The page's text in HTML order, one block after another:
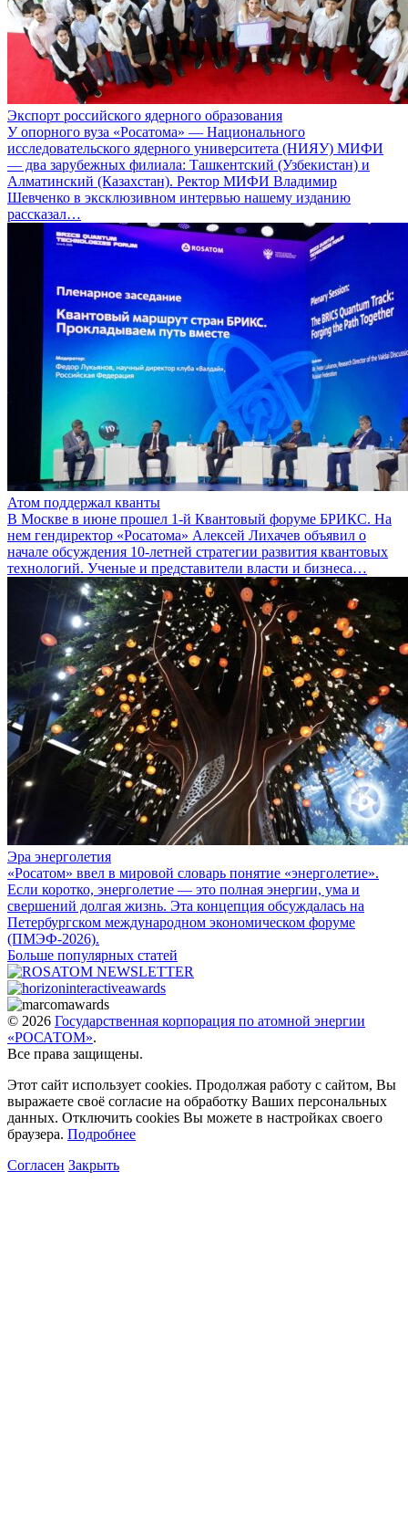
Экспорт российского ядерного образования
У опорного вуза «Росатома» — Национального
исследовательского ядерного университета (НИЯУ) МИФИ
— два зарубежных филиала: Ташкентский (Узбекистан) и
Алматинский (Казахстан). Ректор МИФИ Владимир
Шевченко в эксклюзивном интервью нашему изданию
рассказал…
Атом поддержал кванты
В Москве в июне прошел 1-й Квантовый форуме БРИКС. На
нем гендиректор «Росатома» Алексей Лихачев объявил о
начале обсуждения 10-летней стратегии развития квантовых
технологий. Ученые и представители власти и бизнеса…
Эра энерголетия
«Росатом» ввел в мировой словарь понятие «энерголетие».
Если коротко, энерголетие — это полная энергии, ума и
свершений долгая жизнь. Эта концепция обсуждалась на
Петербургском международном экономическом форуме
(ПМЭФ-2026).
Больше популярных статей
© 2026 Государственная корпорация по атомной энергии
«РОСАТОМ».
Все права защищены.
Этот сайт использует cookies. Продолжая работу с сайтом, Вы
выражаете своё согласие на обработку Ваших персональных
данных. Отключить cookies Вы можете в настройках своего
браузера. Подробнее
Согласен Закрыть